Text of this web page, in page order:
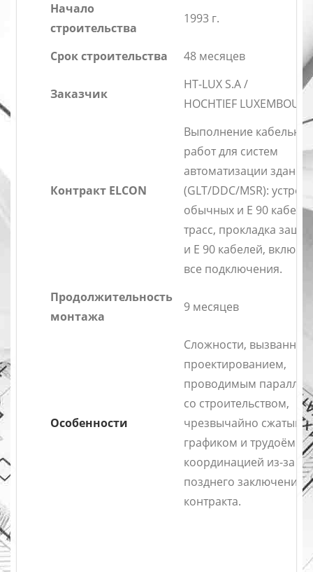
Начало
строительства
1993 г.
Срок строительства 48 месяцев
Заказчик
HT-LUX S.A /
HOCHTIEF
Контракт ELCON
Выполнение
работ для систем
автоматизации зданий
(GLT/DDC/MSR):
обычных и E 90
трасс, прокладка
и E 90 кабелей,
все подключения.
Продолжительность
монтажа
9 месяцев
Особенности
Сложности, вызванные
проектированием,
проводимым
со строительством,
чрезвычайно сжатым
графиком и
координацией из-за
позднего заключения
контракта.